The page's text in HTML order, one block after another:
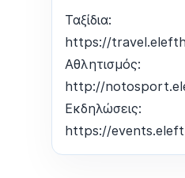
Ταξίδια:
https://
Αθλητισμός:
http://
Εκδηλώσεις:
https://